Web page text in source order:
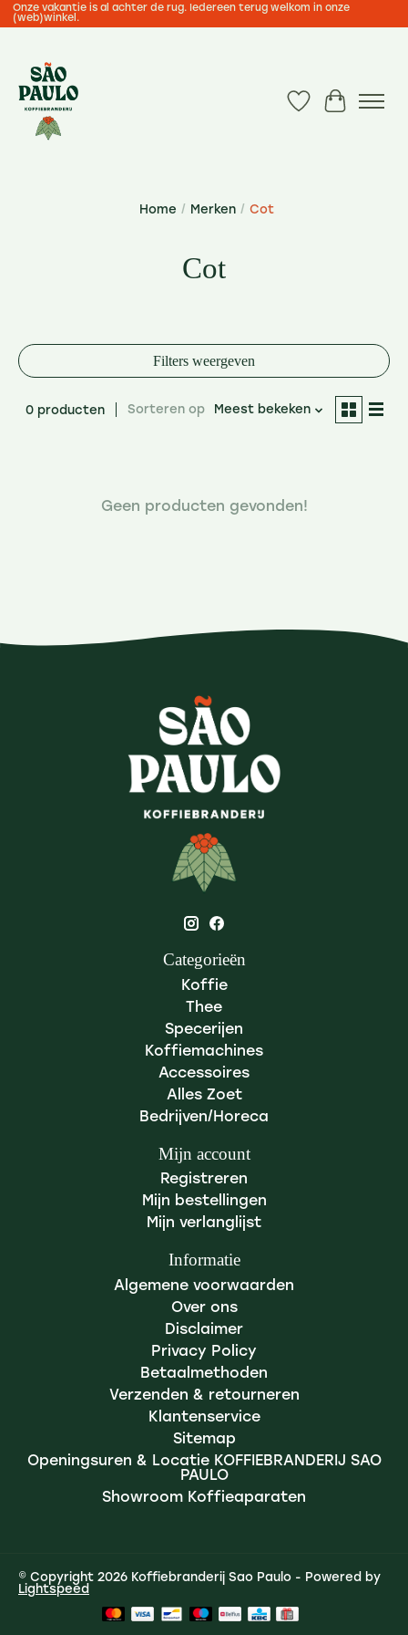
Onze vakantie is al achter de rug. Iedereen terug welkom in onze
(web)winkel.
Verlanglijst
Home / Merken / Cot
Cot
Filters weergeven
0 producten Sorteren op Meest bekeken
Geen producten gevonden!
Categorieën
Koffie
Thee
Specerijen
Koffiemachines
Accessoires
Alles Zoet
Bedrijven/Horeca
Mijn account
Registreren
Mijn bestellingen
Mijn verlanglijst
Informatie
Algemene voorwaarden
Over ons
Disclaimer
Privacy Policy
Betaalmethoden
Verzenden & retourneren
Klantenservice
Sitemap
Openingsuren & Locatie KOFFIEBRANDERIJ SAO
PAULO
Showroom Koffieaparaten
© Copyright 2026 Koffiebranderij Sao Paulo - Powered by
Lightspeed